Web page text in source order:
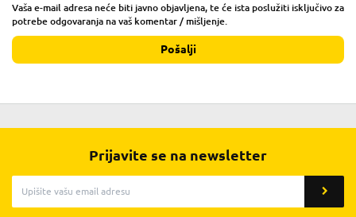
Vaša e-mail adresa neće biti javno objavljena, te će ista poslužiti isključivo za
potrebe odgovaranja na vaš komentar / mišljenje.
Pošalji
Prijavite se na newsletter